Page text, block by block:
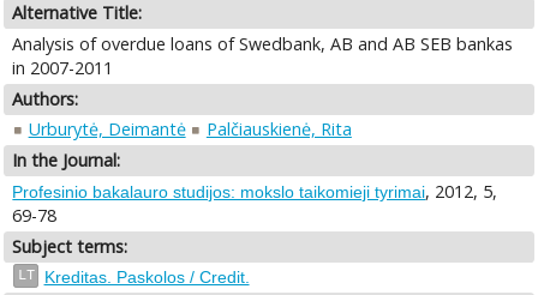
Alternative Title:
Analysis of overdue loans of Swedbank, AB and AB SEB bankas
in 2007-2011
Authors:
Urburytė, Deimantė
Palčiauskienė, Rita
In the Journal:
Profesinio bakalauro studijos: mokslo taikomieji tyrimai, 2012, 5,
69-78
Subject terms:
LT Kreditas. Paskolos / Credit.